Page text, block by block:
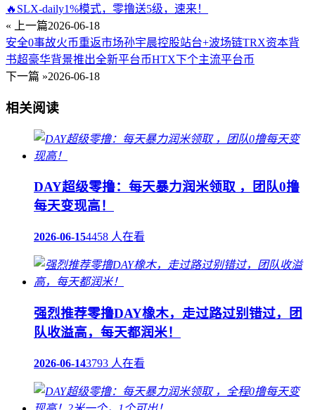
🔥SLX-daily1%模式，零撸送5级，速来！
« 上一篇2026-06-18
安全0事故火币重返市场孙宇晨控股站台+波场链TRX资本背
书超豪华背景推出全新平台币HTX下个主流平台币
下一篇 »2026-06-18
相关阅读
DAY超级零撸：每天暴力润米领取 ，团队0撸
每天变现高！
2026-06-154458 人在看
强烈推荐零撸DAY橡木，走过路过别错过，团
队收溢高，每天都润米！
2026-06-143793 人在看